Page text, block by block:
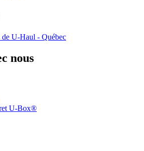
de U-Haul - Québec
nous
U-Box®